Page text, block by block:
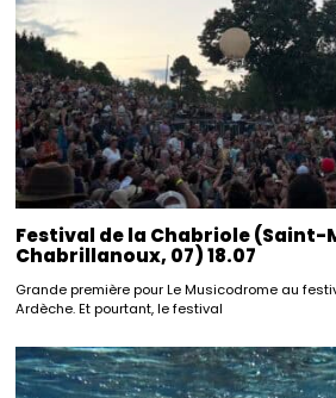
Festival de la Chabriole
Chabrillanoux, 07) 18.07
Grande première pour Le Musicodrome au
Ardèche. Et pourtant, le festival